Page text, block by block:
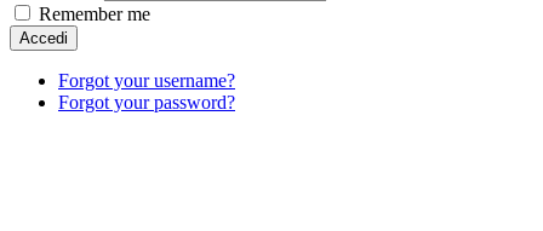
Remember me
Accedi
Forgot your username?
Forgot your password?